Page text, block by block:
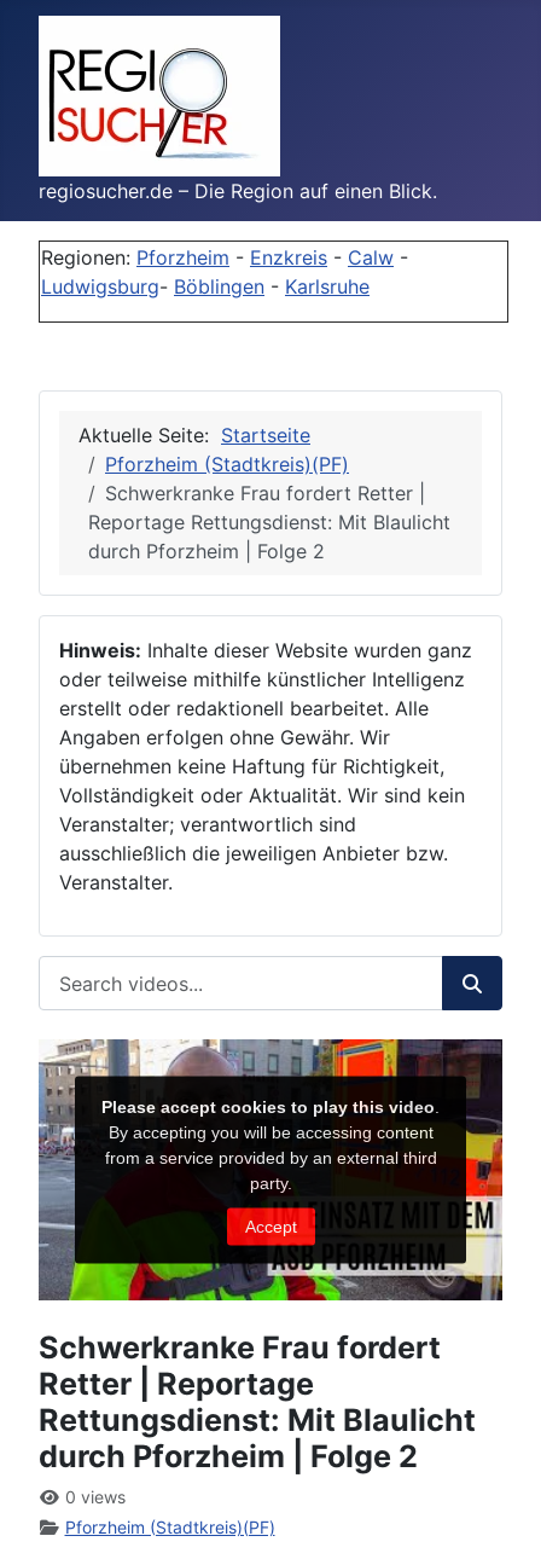
regiosucher.de – Die Region auf einen Blick.
Regionen: Pforzheim - Enzkreis - Calw -
Ludwigsburg- Böblingen - Karlsruhe
Aktuelle Seite: Startseite
Pforzheim (Stadtkreis)(PF)
Schwerkranke Frau fordert Retter |
Reportage Rettungsdienst: Mit Blaulicht
durch Pforzheim | Folge 2
Hinweis: Inhalte dieser Website wurden ganz
oder teilweise mithilfe künstlicher Intelligenz
erstellt oder redaktionell bearbeitet. Alle
Angaben erfolgen ohne Gewähr. Wir
übernehmen keine Haftung für Richtigkeit,
Vollständigkeit oder Aktualität. Wir sind kein
Veranstalter; verantwortlich sind
ausschließlich die jeweiligen Anbieter bzw.
Veranstalter.
Schwerkranke Frau fordert
Retter | Reportage
Rettungsdienst: Mit Blaulicht
durch Pforzheim | Folge 2
0 views
Pforzheim (Stadtkreis)(PF)